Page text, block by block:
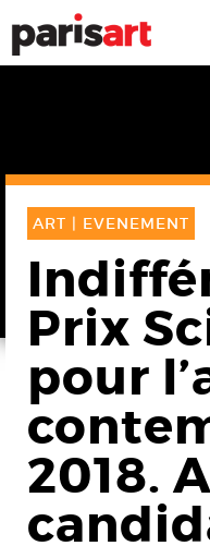
ART | EVENEMENT
Prix
pour
2018.